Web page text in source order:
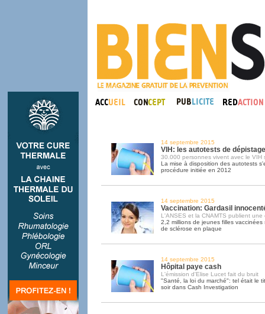
14 septembre 2015
VIH: les autotests de
30.000 personnes vivent avec le VIH
La mise à disposition des autotests
procédure initiée en 2012
14 septembre 2015
Vaccination: Gardasil
L'ANSES et la CNAMTS publient une
2,2 millions de jeunes filles
de sclérose en plaque
14 septembre 2015
Hôpital paye cash
L'émission d'Elise Lucet fait du bruit
"Santé, la loi du marché": tel était le
soir dans Cash Investigation